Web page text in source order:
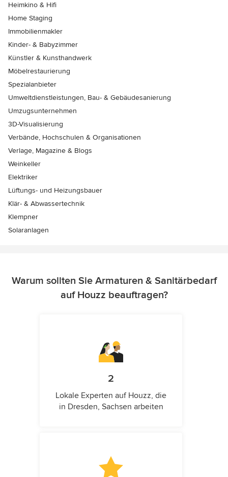
Heimkino & Hifi
Home Staging
Immobilienmakler
Kinder- & Babyzimmer
Künstler & Kunsthandwerk
Möbelrestaurierung
Spezialanbieter
Umweltdienstleistungen, Bau- & Gebäudesanierung
Umzugsunternehmen
3D-Visualisierung
Verbände, Hochschulen & Organisationen
Verlage, Magazine & Blogs
Weinkeller
Elektriker
Lüftungs- und Heizungsbauer
Klär- & Abwassertechnik
Klempner
Solaranlagen
Warum sollten Sie Armaturen & Sanitärbedarf
auf Houzz beauftragen?
2
Lokale Experten auf Houzz, die
in Dresden, Sachsen arbeiten